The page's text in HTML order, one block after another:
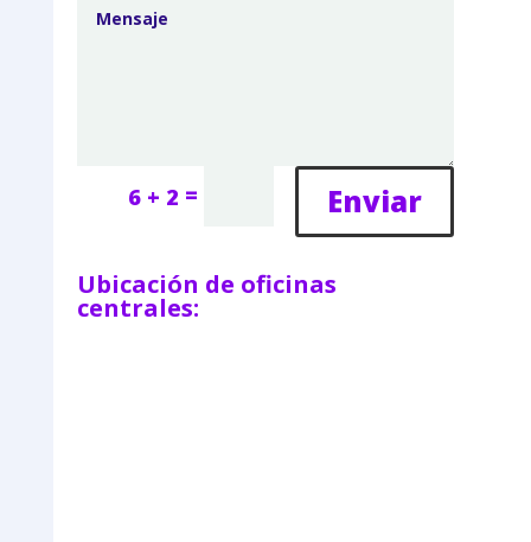
6 + 2 = Enviar
Ubicación de oficinas
centrales: